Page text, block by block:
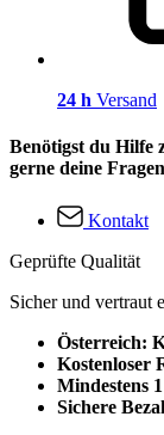
24 h Versand
Benötigst du Hilfe
gerne deine
Kontakt
Geprüfte Qualität
Sicher und vertraut
Österreich:
Kostenloser
Mindestens
Sichere